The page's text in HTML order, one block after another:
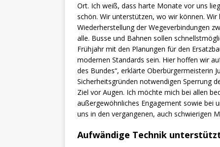
Ort. Ich weiß, dass harte Monate vor uns
schön. Wir unterstützen, wo wir können.
Wiederherstellung der Wegeverbindungen
alle. Busse und Bahnen sollen
Frühjahr mit den Planungen für den
modernen Standards sein. Hier hoffen wir
des Bundes“, erklärte Oberbürgermeisterin
Sicherheitsgründen notwendigen Sperrung
Ziel vor Augen. Ich möchte mich bei allen
außergewöhnliches Engagement sowie bei
uns in den vergangenen, auch schwierigen
Aufwändige Technik